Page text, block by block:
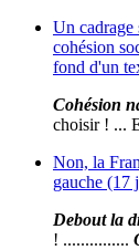
Un cadrage
cohésion
fond d'un
Cohésion
choisir ! ...
Non, la
gauche (17
Debout la
! ...............